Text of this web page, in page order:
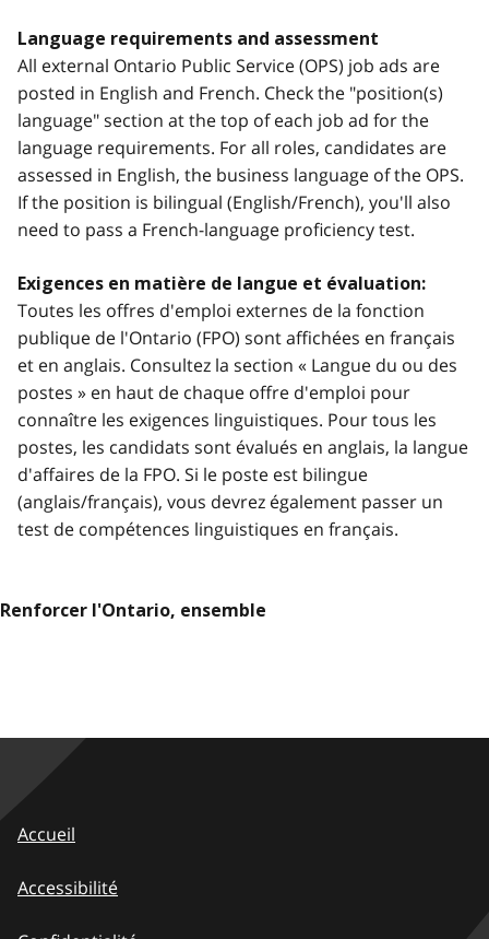
Language requirements and assessment
All external Ontario Public Service (OPS) job ads are
posted in English and French. Check the "position(s)
language" section at the top of each job ad for the
language requirements. For all roles, candidates are
assessed in English, the business language of the OPS.
If the position is bilingual (English/French), you'll also
need to pass a French-language proficiency test.
Exigences en matière de langue et évaluation:
Toutes les offres d'emploi externes de la fonction
publique de l'Ontario (FPO) sont affichées en français
et en anglais. Consultez la section « Langue du ou des
postes » en haut de chaque offre d'emploi pour
connaître les exigences linguistiques. Pour tous les
postes, les candidats sont évalués en anglais, la langue
d'affaires de la FPO. Si le poste est bilingue
(anglais/français), vous devrez également passer un
test de compétences linguistiques en français.
Renforcer l'Ontario, ensemble
Accueil
Accessibilité